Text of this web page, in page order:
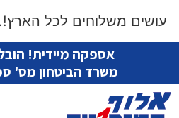
עושים משלוחים לכל
אספקה מיידית!
משרד הביטחון מס' ספק